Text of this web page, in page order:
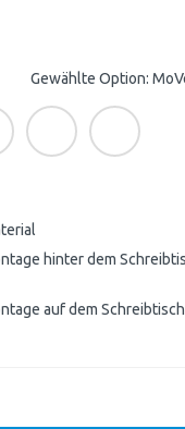
Gewählte Option:
hinter dem
auf dem